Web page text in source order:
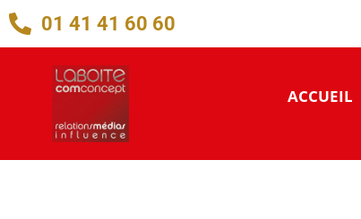
01 41 41 60 60
ACCUEIL